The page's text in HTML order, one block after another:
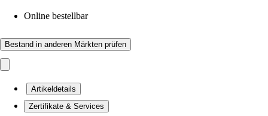
Online bestellbar
Bestand in anderen Märkten prüfen
Artikeldetails
Zertifikate & Services